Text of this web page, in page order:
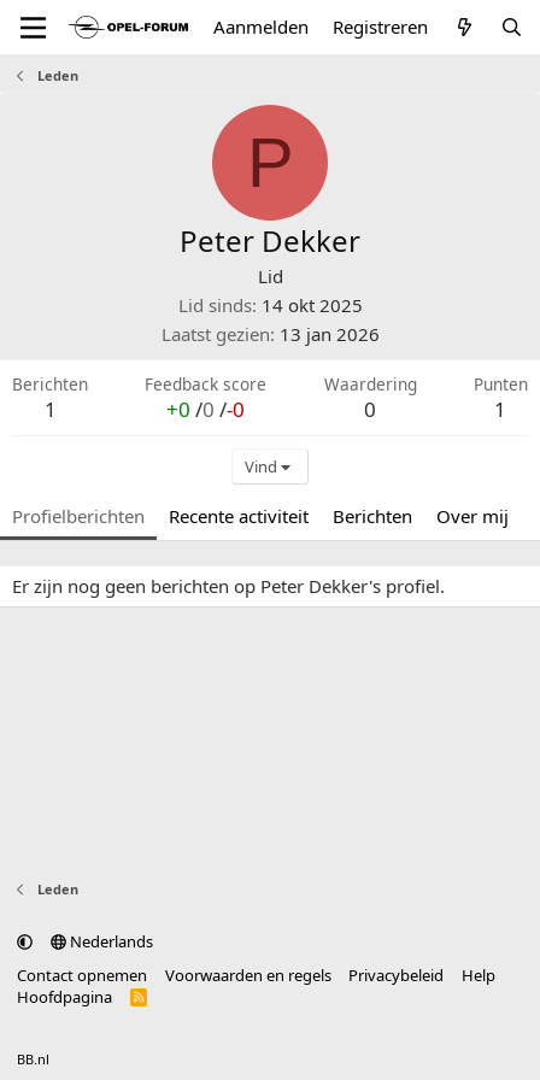
Aanmelden Registreren
Leden
P
Peter Dekker
Lid
Lid sinds 14 okt 2025
Laatst gezien 13 jan 2026
Berichten
1
Feedback score
+0 /0 /-0
Waardering
0
Punten
1
Vind
Profielberichten Recente activiteit Berichten Over mij
Er zijn nog geen berichten op Peter Dekker's profiel.
Leden
Nederlands
Contact opnemen
Voorwaarden en regels Privacybeleid
Help
Hoofdpagina
R
BB.nl